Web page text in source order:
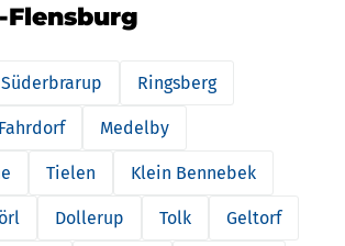
Süderbrarup Ringsberg
Fahrdorf Medelby
Tielen Klein Bennebek
Dollerup Tolk Geltorf